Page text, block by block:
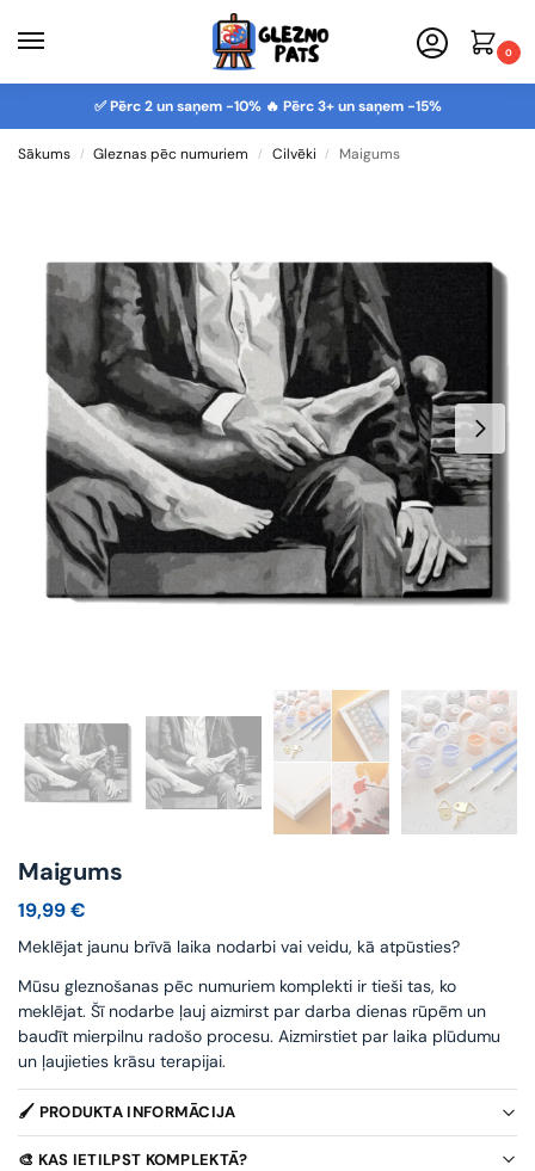
0
✅ Pērc 2 un saņem -10% 🔥 Pērc 3+ un saņem -15%
Sākums / Gleznas pēc numuriem / Cilvēki / Maigums
Maigums
19,99€
Meklējat jaunu brīvā laika nodarbi vai veidu, kā atpūsties?
Mūsu gleznošanas pēc numuriem komplekti ir tieši tas, ko
meklējat. Šī nodarbe ļauj aizmirst par darba dienas rūpēm un
baudīt mierpilnu radošo procesu. Aizmirstiet par laika plūdumu
un ļaujieties krāsu terapijai.
🖌️ PRODUKTA INFORMĀCIJA
🎨 KAS IETILPST KOMPLEKTĀ?